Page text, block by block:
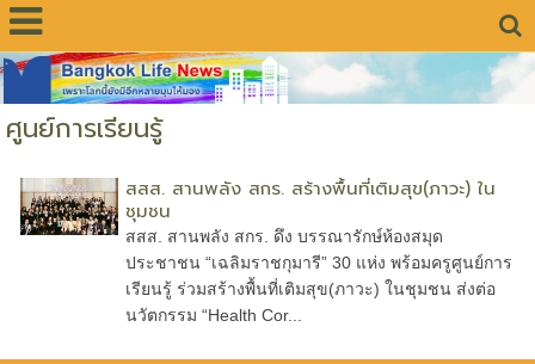
ศูนย์การเรียนรู้
สสส. สานพลัง สกร. สร้างพื้นที่เติมสุข(ภาวะ) ใน
ชุมชน
สสส. สานพลัง สกร. ดึง บรรณารักษ์ห้องสมุด
ประชาชน “เฉลิมราชกุมารี” 30 แห่ง พร้อมครูศูนย์การ
เรียนรู้ ร่วมสร้างพื้นที่เติมสุข(ภาวะ) ในชุมชน ส่งต่อ
นวัตกรรม “Health Cor...